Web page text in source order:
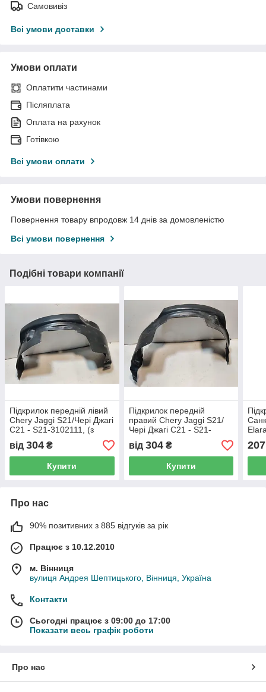
Самовивіз
Всі умови доставки
Умови оплати
Оплатити частинами
Післяплата
Оплата на рахунок
Готівкою
Всі умови оплати
Умови повернення
Повернення товару впродовж 14 днів за домовленістю
Всі умови повернення
Подібні товари компанії
Підкрилок передній лівий
Chery Jaggi S21/Чері Джагі
С21 - S21-3102111, (з
розбірки)
від 304 ₴
Купити
Підкрилок передній
правий Chery Jaggi S21/
Чері Джагі С21 - S21-
3102112, (з розбірки)
від 304₴
Купити
207
Про нас
90% позитивних з 885 відгуків за рік
Працює з 10.12.2010
м. Вінниця
вулиця Андрея Шептицького, Вінниця, Україна
Контакти
Сьогодні працює з 09:00 до 17:00
Показати весь графік роботи
Про нас